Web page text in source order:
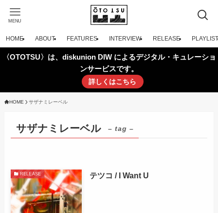
MENU
HOME ABOUT FEATURES INTERVIEW RELEASE PLAYLIST
〈OTOTSU〉は、diskunion DIW によるデジタル・キュレーショ
ンサービスです。
詳しくはこちら
HOME サザナミレーベル
サザナミレーベル – tag –
RELEASE テツコ / I Want U